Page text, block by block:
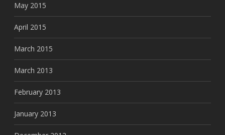
May 2015
April 2015
March 2015
March 2013
February 2013
January 2013